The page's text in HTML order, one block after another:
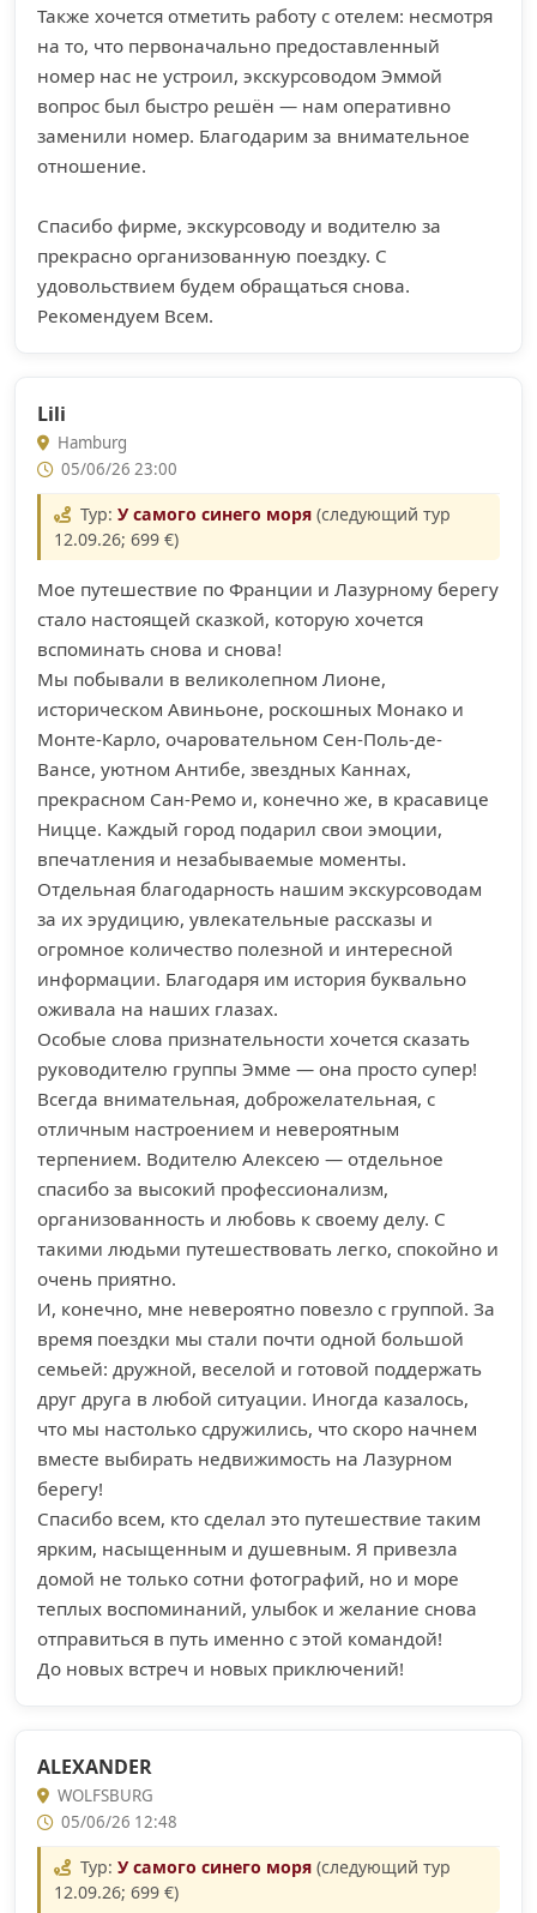
Также хочется отметить работу с отелем: несмотря
на то, что первоначально предоставленный
номер нас не устроил, экскурсоводом Эммой
вопрос был быстро решён — нам оперативно
заменили номер. Благодарим за внимательное
отношение.
Спасибо фирме, экскурсоводу и водителю за
прекрасно организованную поездку. С
удовольствием будем обращаться снова.
Рекомендуем Всем.
Lili
Hamburg
05/06/26 23:00
Тур: У самого синего моря(следующий тур
12.09.26; 699 €)
Мое путешествие по Франции и Лазурному берегу
стало настоящей сказкой, которую хочется
вспоминать снова и снова!
Мы побывали в великолепном Лионе,
историческом Авиньоне, роскошных Монако и
Монте-Карло, очаровательном Сен-Поль-де-
Вансе, уютном Антибе, звездных Каннах,
прекрасном Сан-Ремо и, конечно же, в красавице
Ницце. Каждый город подарил свои эмоции,
впечатления и незабываемые моменты.
Отдельная благодарность нашим экскурсоводам
за их эрудицию, увлекательные рассказы и
огромное количество полезной и интересной
информации. Благодаря им история буквально
оживала на наших глазах.
Особые слова признательности хочется сказать
руководителю группы Эмме — она просто супер!
Всегда внимательная, доброжелательная, с
отличным настроением и невероятным
терпением. Водителю Алексею — отдельное
спасибо за высокий профессионализм,
организованность и любовь к своему делу. С
такими людьми путешествовать легко, спокойно и
очень приятно.
И, конечно, мне невероятно повезло с группой. За
время поездки мы стали почти одной большой
семьей: дружной, веселой и готовой поддержать
друг друга в любой ситуации. Иногда казалось,
что мы настолько сдружились, что скоро начнем
вместе выбирать недвижимость на Лазурном
берегу!
Спасибо всем, кто сделал это путешествие таким
ярким, насыщенным и душевным. Я привезла
домой не только сотни фотографий, но и море
теплых воспоминаний, улыбок и желание снова
отправиться в путь именно с этой командой!
До новых встреч и новых приключений!
ALEXANDER
WOLFSBURG
05/06/26 12:48
Тур: У самого синего моря(следующий тур
12.09.26; 699 €)